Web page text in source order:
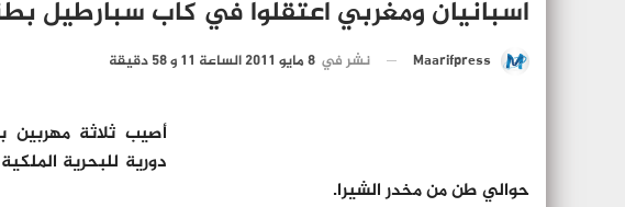
اسبانيان ومغربي اعتقلوا في كاب سبارطيل
Maarifpress نشر في 8 مايو 2011 الساعة 11 و 58 دقيقة
أصيب ثلاثة
دورية للبحرية
حوالي طن من مخدر الشيرا.